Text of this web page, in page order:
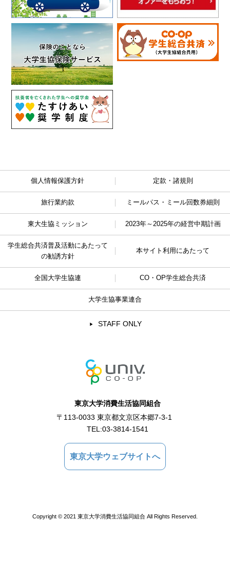
個人情報保護方針 定款・諸規則
旅行業約款 ミールパス・ミール回数券細則
東大生協ミッション 2023年～2025年の経営中期計画
学生総合共済普及活動にあたって
の勧誘方針
本サイト利用にあたって
全国大学生協連 CO・OP学生総合共済
大学生協事業連合
STAFF ONLY
東京大学消費生活協同組合
〒113-0033 東京都文京区本郷7-3-1
TEL:03-3814-1541
東京大学ウェブサイトへ
Copyright © 2021 東京大学消費生活協同組合 All Rights Reserved.